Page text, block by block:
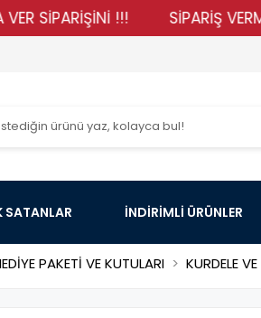
!!! SİPARİŞ VERMEK
SATANLAR İNDİRİMLİ ÜRÜNLER
PAKETİ VE KUTULARI KURDELE